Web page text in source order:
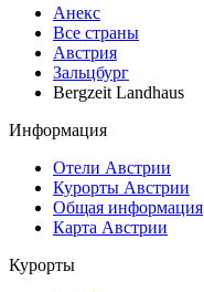
Анекс
Все страны
Австрия
Зальцбург
Bergzeit Landhaus
Информация
Отели Австрии
Курорты Австрии
Общая информация
Карта Австрии
Курорты